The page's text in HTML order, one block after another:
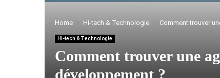
Home Hi-tech & Technologie Comment trouver
Hi-tech & Technologie
Comment trouver une
développement ?